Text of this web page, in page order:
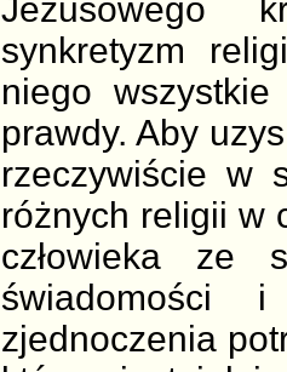
Jezusowego
synkretyzm
niego
prawdy. Aby
rzeczywiście w
różnych religii w
człowieka ze
świadomości
zjednoczenia